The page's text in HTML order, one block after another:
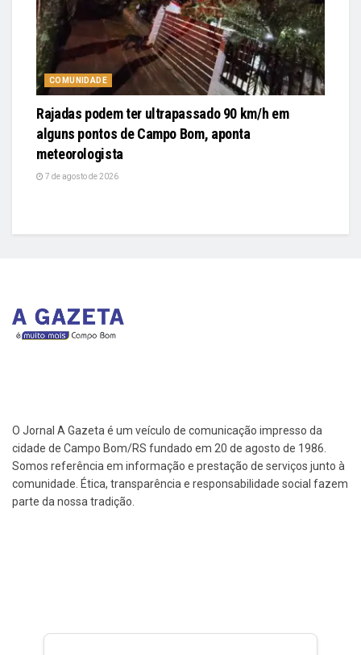
COMUNIDADE
Rajadas podem ter ultrapassado 90 km/h em
alguns pontos de Campo Bom, aponta
meteorologista
7 de agosto de 2026
O Jornal A Gazeta é um veículo de comunicação impresso da
cidade de Campo Bom/RS fundado em 20 de agosto de 1986.
Somos referência em informação e prestação de serviços junto à
comunidade. Ética, transparência e responsabilidade social fazem
parte da nossa tradição.